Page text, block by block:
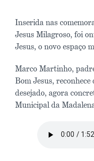
Inserida nas
Jesus Milagroso, foi
Jesus, o novo espaço
Marco Martinho,
Bom Jesus,
desejado, agora
Municipal da